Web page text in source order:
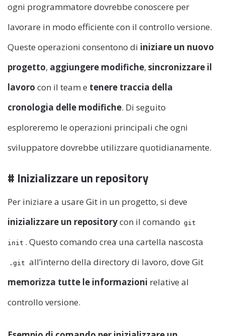
ogni programmatore dovrebbe conoscere per
lavorare in modo efficiente con il controllo versione.
Queste operazioni consentono di iniziare un nuovo
progetto, aggiungere modifiche, sincronizzare il
lavoro con il team e tenere traccia della
cronologia delle modifiche. Di seguito
esploreremo le operazioni principali che ogni
sviluppatore dovrebbe utilizzare quotidianamente.
# Inizializzare un repository
Per iniziare a usare Git in un progetto, si deve
inizializzare un repositorycon il comando git
init . Questo comando crea una cartella nascosta
.git all’interno della directory di lavoro, dove Git
memorizza tutte le informazioni relative al
controllo versione.